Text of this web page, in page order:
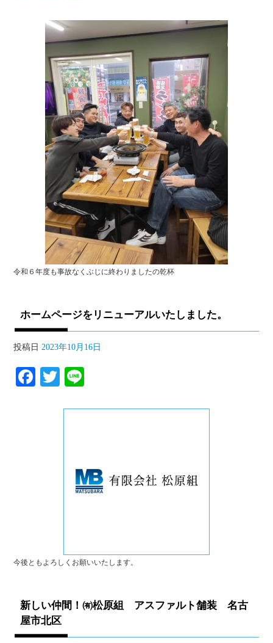
bo
ok
tte
r
令和６年度も事故なくぶじに終わりましたの乾杯
ホームページをリニューアルいたしました。
投稿日 2023年10月16日
Fa T
tte
今後ともよろしくお願いいたします。
新しい仲間！㈲松原組 アスファルト舗装 名古
屋市北区